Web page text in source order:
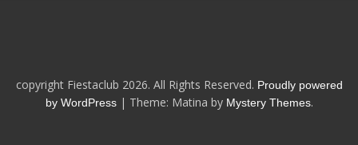
copyright Fiestaclub 2026. All Rights Reserved. Proudly powered
by WordPress | Theme: Matina by Mystery Themes.